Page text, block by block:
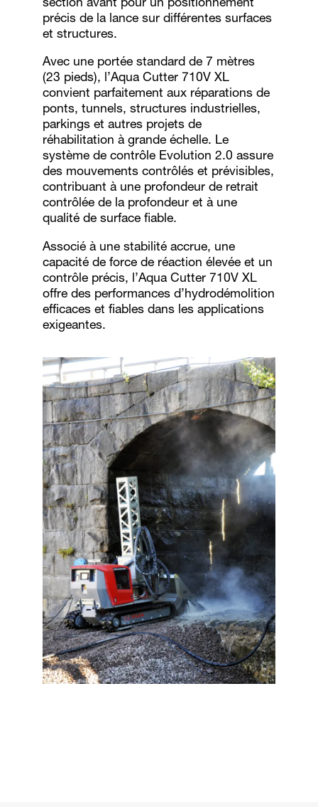
section avant pour un positionnement
précis de la lance sur différentes surfaces
et structures.
Avec une portée standard de 7 mètres
(23 pieds), l’Aqua Cutter 710V XL
convient parfaitement aux réparations de
ponts, tunnels, structures industrielles,
parkings et autres projets de
réhabilitation à grande échelle. Le
système de contrôle Evolution 2.0 assure
des mouvements contrôlés et prévisibles,
contribuant à une profondeur de retrait
contrôlée de la profondeur et à une
qualité de surface fiable.
Associé à une stabilité accrue, une
capacité de force de réaction élevée et un
contrôle précis, l’Aqua Cutter 710V XL
offre des performances d’hydrodémolition
efficaces et fiables dans les applications
exigeantes.